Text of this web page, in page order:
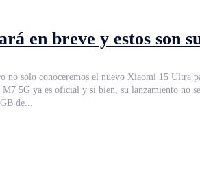
en breve y estos son
no solo conoceremos el nuevo Xiaomi 15
de...